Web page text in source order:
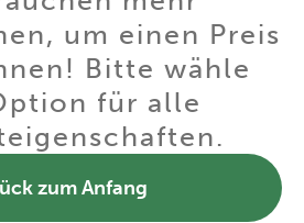
um einen Preis
Bitte wähle
für alle
zum Anfang